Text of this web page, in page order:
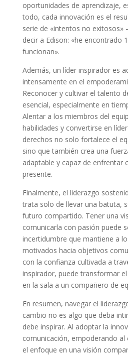
oportunidades de aprendizaje,
todo, cada innovación es el
serie de «intentos no
decir a Edison: «he encontrado
funcionan».
Además, un líder inspirador es
intensamente en el
Reconocer y cultivar el talento
esencial, especialmente en
Alentar a los miembros del
habilidades y convertirse en
derechos no solo fortalece el
sino que también crea una
adaptable y capaz de enfrentar
presente.
Finalmente, el liderazgo
trata solo de llevar una batuta,
futuro compartido. Tener una
comunicarla con pasión puede
incertidumbre que mantiene a
motivados hacia objetivos
con la confianza cultivada a
inspirador, puede transformar
en la sala a un compañero de
En resumen, navegar el
cambio no es algo que deba
debe inspirar. Al adoptar la
comunicación, empoderando
el enfoque en una visión